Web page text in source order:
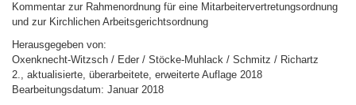
Kommentar zur Rahmenordnung für eine Mitarbeitervertretungsordnung
und zur Kirchlichen Arbeitsgerichtsordnung
Herausgegeben von:
Oxenknecht-Witzsch / Eder / Stöcke-Muhlack / Schmitz / Richartz
2., aktualisierte, überarbeitete, erweiterte Auflage 2018
Bearbeitungsdatum: Januar 2018